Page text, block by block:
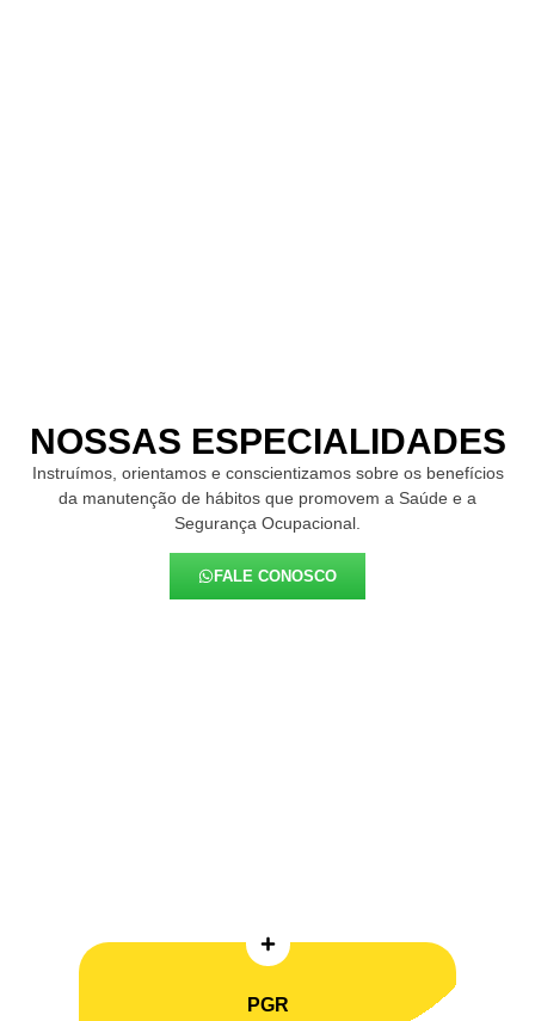
NOSSAS ESPECIALIDADES
Instruímos, orientamos e conscientizamos sobre os benefícios
da manutenção de hábitos que promovem a Saúde e a
Segurança Ocupacional.
FALE CONOSCO
PGR